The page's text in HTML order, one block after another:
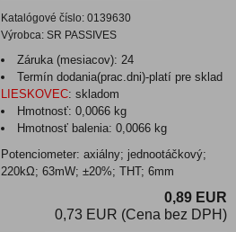
Katalógové číslo: 0139630
Výrobca: SR PASSIVES
Záruka (mesiacov): 24
Termín dodania(prac.dni)-platí pre sklad
LIESKOVEC: skladom
Hmotnosť:0,0066 kg
Hmotnosť balenia:0,0066 kg
Potenciometer: axiálny; jednootáčkový;
220kΩ; 63mW; ±20%; THT; 6mm
0,89 EUR
0,73 EUR (Cena bez DPH)